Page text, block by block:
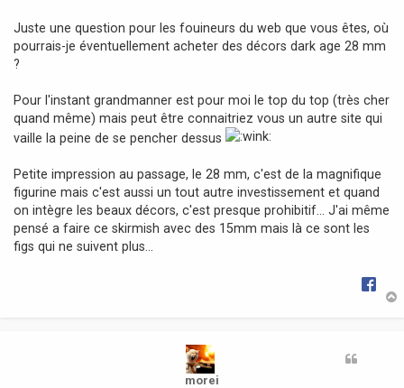
Juste une question pour les fouineurs du web que vous êtes, où
pourrais-je éventuellement acheter des décors dark age 28 mm
?
Pour l'instant grandmanner est pour moi le top du top (très cher
quand même) mais peut être connaitriez vous un autre site qui
vaille la peine de se pencher dessus
Petite impression au passage, le 28 mm, c'est de la magnifique
figurine mais c'est aussi un tout autre investissement et quand
on intègre les beaux décors, c'est presque prohibitif... J'ai même
pensé a faire ce skirmish avec des 15mm mais là ce sont les
figs qui ne suivent plus...
morei